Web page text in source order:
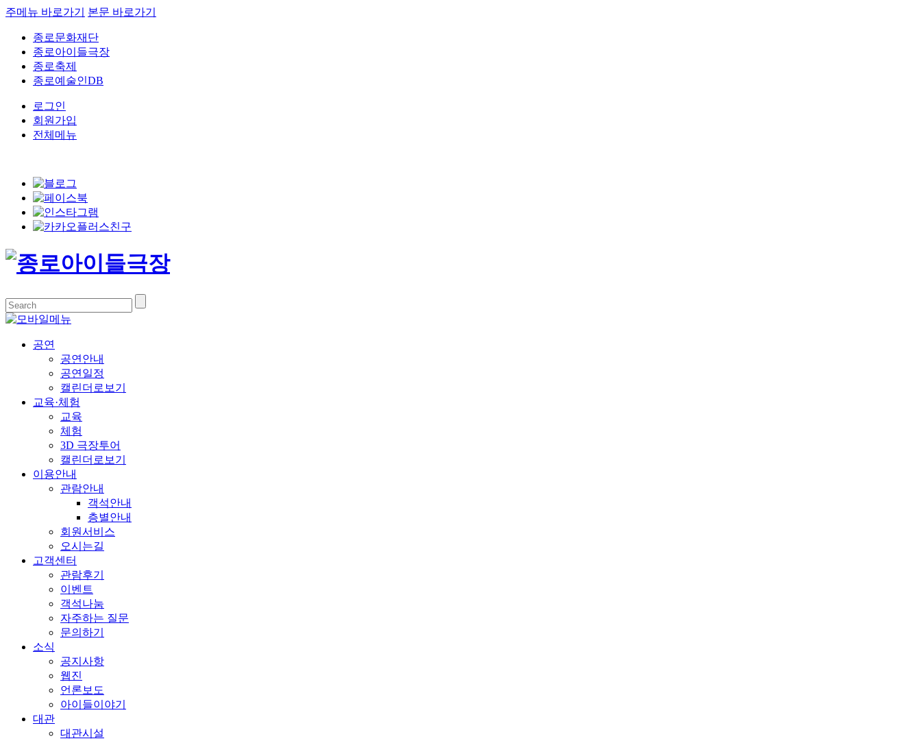
주메뉴 바로가기 본문 바로가기
종로문화재단
종로아이들극장
종로축제
종로예술인DB
로그인
회원가입
전체메뉴
공연
공연안내
공연일정
캘린더로보기
교육·체험
교육
체험
3D 극장투어
캘린더로보기
이용안내
관람안내
객석안내
층별안내
회원서비스
오시는길
고객센터
관람후기
이벤트
객석나눔
자주하는 질문
문의하기
소식
공지사항
웹진
언론보도
아이들이야기
대관
대관시설